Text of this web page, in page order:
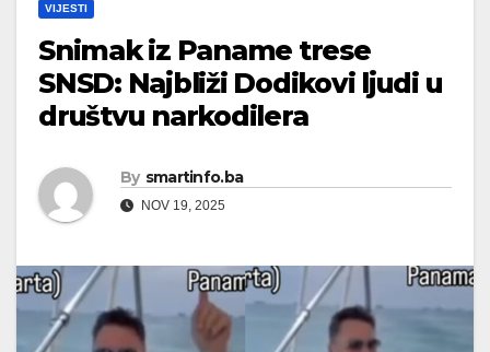
VIJESTI
Snimak iz Paname trese
SNSD: Najbliži Dodikovi ljudi u
društvu narkodilera
By smartinfo.ba
NOV 19, 2025